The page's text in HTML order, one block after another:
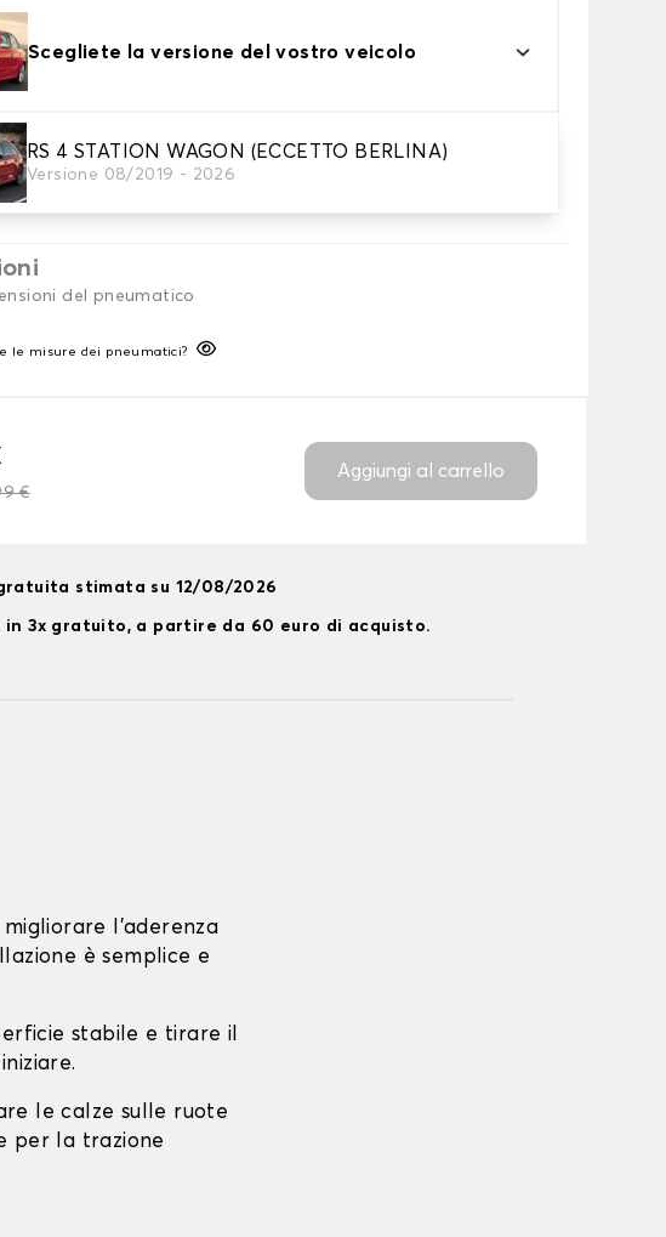
Scegliete la versione del vostro veicolo
RS 4 STATION WAGON (ECCETTO BERLINA)
Versione 08/2019 - 2026
a calza
da neve adatte alle tue necessità
del pneumatico
le misure dei pneumatici?
€
Aggiungi al carrello
stimata su 12/08/2026
in 3x gratuito, a partire da 60 euro di acquisto.
l'aderenza
è semplice e
stabile e tirare il
le calze sulle ruote
per la trazione